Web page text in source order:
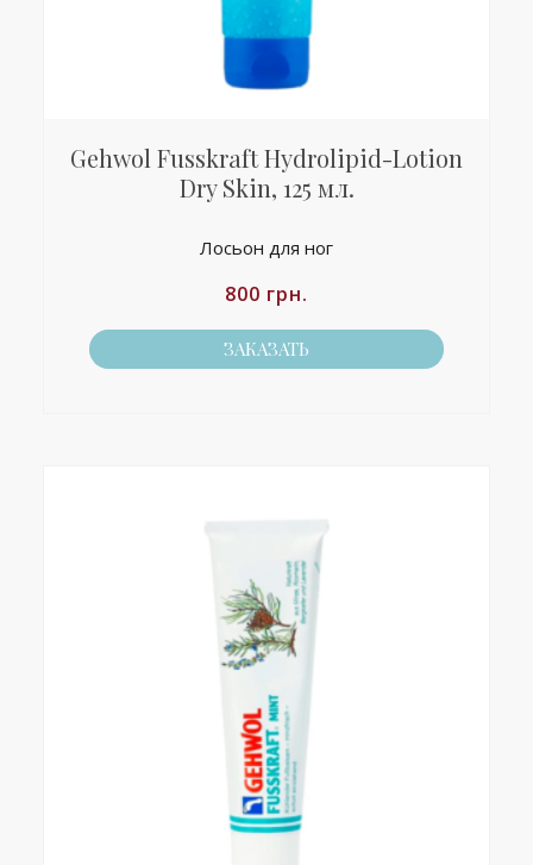
Gehwol Fusskraft Hydrolipid-Lotion
Dry Skin, 125 мл.
Лосьон для ног
800 грн.
ЗАКАЗАТЬ